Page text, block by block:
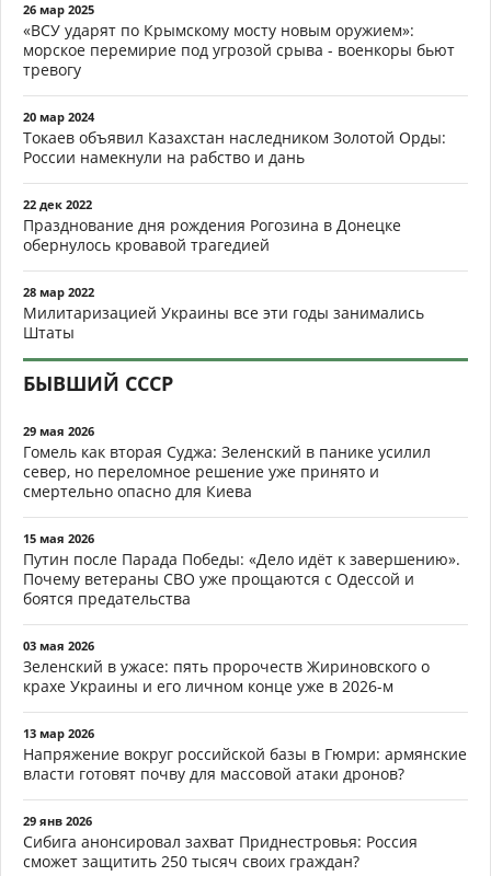
26 мар 2025
«ВСУ ударят по Крымскому мосту новым оружием»:
морское перемирие под угрозой срыва - военкоры бьют
тревогу
20 мар 2024
Токаев объявил Казахстан наследником Золотой Орды:
России намекнули на рабство и дань
22 дек 2022
Празднование дня рождения Рогозина в Донецке
обернулось кровавой трагедией
28 мар 2022
Милитаризацией Украины все эти годы занимались
Штаты
БЫВШИЙ СССР
29 мая 2026
Гомель как вторая Суджа: Зеленский в панике усилил
север, но переломное решение уже принято и
смертельно опасно для Киева
15 мая 2026
Путин после Парада Победы: «Дело идёт к завершению».
Почему ветераны СВО уже прощаются с Одессой и
боятся предательства
03 мая 2026
Зеленский в ужасе: пять пророчеств Жириновского о
крахе Украины и его личном конце уже в 2026-м
13 мар 2026
Напряжение вокруг российской базы в Гюмри: армянские
власти готовят почву для массовой атаки дронов?
29 янв 2026
Сибига анонсировал захват Приднестровья: Россия
сможет защитить 250 тысяч своих граждан?